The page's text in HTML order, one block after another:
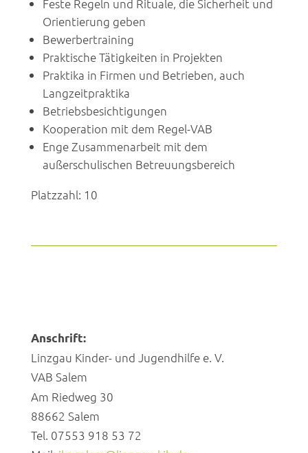
Feste Regeln und Rituale, die Sicherheit und
Orientierung geben
Bewerbertraining
Praktische Tätigkeiten in Projekten
Praktika in Firmen und Betrieben, auch
Langzeitpraktika
Betriebsbesichtigungen
Kooperation mit dem Regel-VAB
Enge Zusammenarbeit mit dem
außerschulischen Betreuungsbereich
Platzzahl: 10
Anschrift:
Linzgau Kinder- und Jugendhilfe e. V.
VAB Salem
Am Riedweg 30
88662 Salem
Tel. 07553 918 53 72